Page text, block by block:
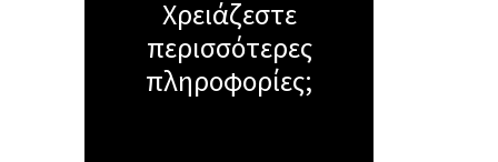
Χρειάζεστε
περισσότερες
πληροφορίες;